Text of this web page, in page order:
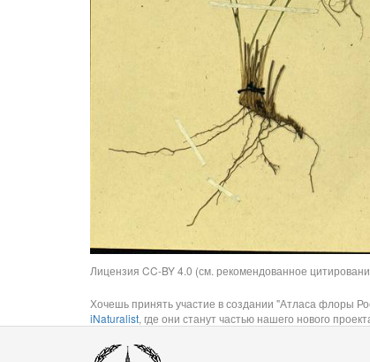
Лицензия CC-BY 4.0 (см. рекомендованное
Хочешь принять участие в создании "Атласа флоры
iNaturalist, где они станут частью нашего нового